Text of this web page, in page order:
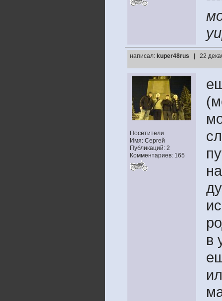
написал: kuper48rus | 22
Посетители
Имя: Сергей
Публикаций: 2
Комментариев: 165
в